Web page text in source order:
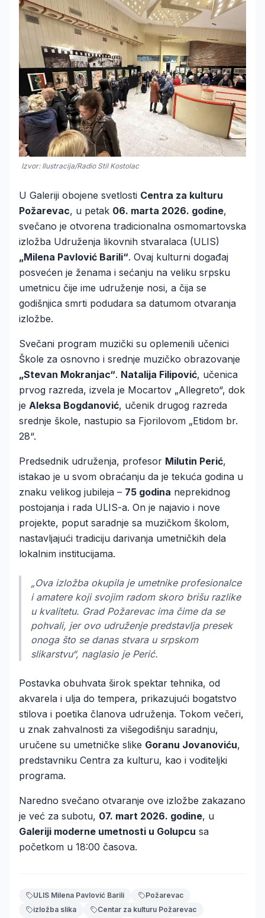
Izvor: Ilustracija/Radio Stil Kostolac
U Galeriji obojene svetlosti Centra za kulturu
Požarevac, u petak 06. marta 2026. godine,
svečano je otvorena tradicionalna osmomartovska
izložba Udruženja likovnih stvaralaca (ULIS)
„Milena Pavlović Barili“. Ovaj kulturni događaj
posvećen je ženama i sećanju na veliku srpsku
umetnicu čije ime udruženje nosi, a čija se
godišnjica smrti podudara sa datumom otvaranja
izložbe.
Svečani program muzički su oplemenili učenici
Škole za osnovno i srednje muzičko obrazovanje
„Stevan Mokranjac“. Natalija Filipović, učenica
prvog razreda, izvela je Mocartov „Allegreto“, dok
je Aleksa Bogdanović, učenik drugog razreda
srednje škole, nastupio sa Fjorilovom „Etidom br.
28“.
Predsednik udruženja, profesor Milutin Perić,
istakao je u svom obraćanju da je tekuća godina u
znaku velikog jubileja – 75 godina neprekidnog
postojanja i rada ULIS-a. On je najavio i nove
projekte, poput saradnje sa muzičkom školom,
nastavljajući tradiciju darivanja umetničkih dela
lokalnim institucijama.
„Ova izložba okupila je umetnike profesionalce
i amatere koji svojim radom skoro brišu razlike
u kvalitetu. Grad Požarevac ima čime da se
pohvali, jer ovo udruženje predstavlja presek
onoga što se danas stvara u srpskom
slikarstvu“, naglasio je Perić.
Postavka obuhvata širok spektar tehnika, od
akvarela i ulja do tempera, prikazujući bogatstvo
stilova i poetika članova udruženja. Tokom večeri,
u znak zahvalnosti za višegodišnju saradnju,
uručene su umetničke slike Goranu Jovanoviću,
predstavniku Centra za kulturu, kao i voditeljki
programa.
Naredno svečano otvaranje ove izložbe zakazano
je već za subotu, 07. mart 2026. godine, u
Galeriji moderne umetnosti u Golupcu sa
početkom u 18:00 časova.
ULIS Milena Pavlović Barili
Požarevac
izložba slika
Centar za kulturu Požarevac